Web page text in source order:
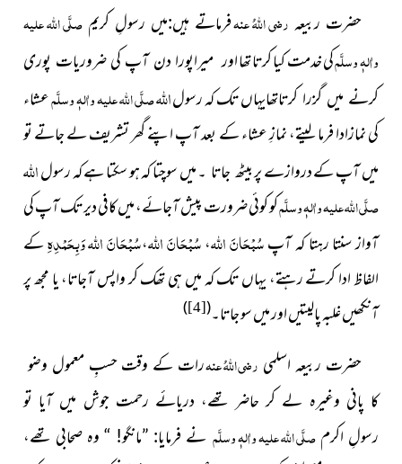
حضرت ربیعہ رضی اللہُ عنہفرماتے ہیں:میں رسولِ کریم صلَّی اللہ علیہ
واٰلہٖ وسلَّمکی خدمت کیا کرتا تھا اور میراپورا دن آپ کی ضروریات پوری
کرنے میں گزرا کرتاتھایہاں تک کہ رسولاللہصلَّی اللہ علیہ واٰلہٖ وسلَّمعشاء
کی نمازادا فرما لیتے، نمازِ عشاء کے بعد آپ اپنے گھر تشریف لے جاتے تو
میں آپ کے دروازے پر بیٹھ جاتا ۔ میں سوچتا کہ ہو سکتا ہے کہ رسولاللہ
صلَّی اللہ علیہ واٰلہٖ وسلَّمکو کوئی ضرورت پیش آجائے، میں کافی دیر تک آپ کی
آواز سنتا رہتا کہ آپسُبْحَانَ اللّٰہ،سُبْحَانَ اللّٰہ،سُبْحَانَ اللّٰہ وَبِحَمْدِہِکے
الفاظ ادا کرتے رہتے، یہاں تک کہ میں ہی تھک کر واپس آجاتا، یا مجھ پر
آنکھیں غلبہ پالیتیں اور میں سو جاتا۔(
[4]
)
حضرت ربیعہ اسلمی رضی اللہُ عنہرات کے وقت حسبِ معمول وضو
کا پانی وغیرہ لے کر حاضر تھے، دریائے رحمت جوش میں آیا تو
رسولِ اکرمصلَّی اللہ علیہ واٰلہٖ وسلَّم نے فرمایا: ”مانگو! “ وہ صحابی تھے،